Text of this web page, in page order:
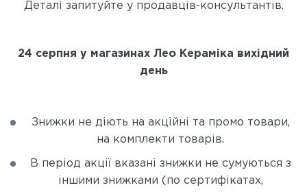
Деталі запитуйте у продавців-консультантів.
24 серпня у магазинах Лео Кераміка вихідний
день
Знижки не діють на акційні та промо товари,
на комплекти товарів.
В період акції вказані знижки не сумуються з
іншими знижками (по сертифікатах,